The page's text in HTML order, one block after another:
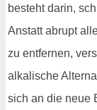
besteht darin,
Anstatt abrupt
zu entfernen,
alkalische
sich an die neue